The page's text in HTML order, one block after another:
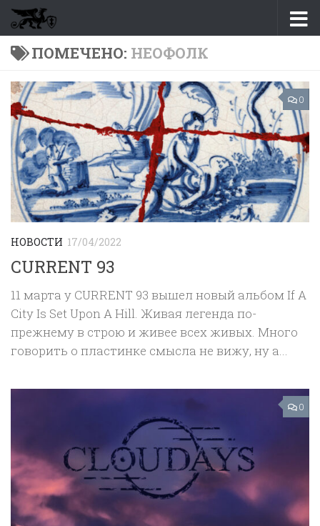
Перейти к содержимому
ПОМЕЧЕНО: НЕОФОЛК
0
НОВОСТИ 17/04/2022
CURRENT 93
11 марта у CURRENT 93 вышел новый альбом If A
City Is Set Upon A Hill. Живая легенда по-
прежнему в строю и живее всех живых. Много
говорить о пластинке смысла не вижу, ну а...
0